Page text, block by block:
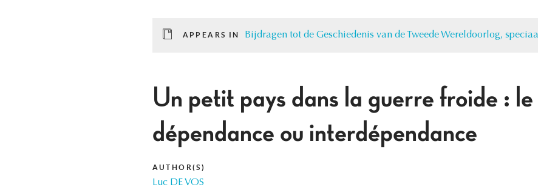
APPEARS IN Bijdragen tot de Geschiedenis van de Tweede Wereldoorlog,
Un petit pays dans la guerre froide :
dépendance ou interdépendance
AUTHOR(S)
Luc DE VOS